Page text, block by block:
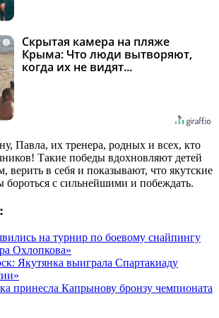
i
Скрытая камера на пляже
Крыма: Что люди вытворяют,
когда их не видят...
Павла, их тренера, родных и всех, кто
Такие победы вдохновляют детей
верить в себя и показывают, что якутские
бороться с сильнейшими и побеждать.
на турнир по боевому снайпингу
Охлопкова»
Якутянка выиграла Спартакиаду
принесла Капрынову бронзу чемпионата